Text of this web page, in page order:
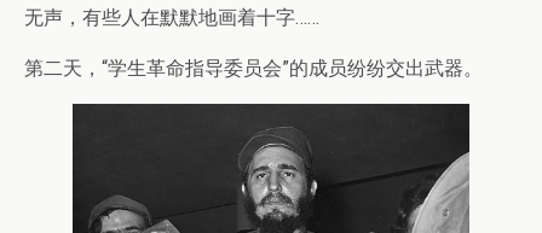
无声，有些人在默默地画着十字……
第二天，“学生革命指导委员会”的成员纷纷交出武器。